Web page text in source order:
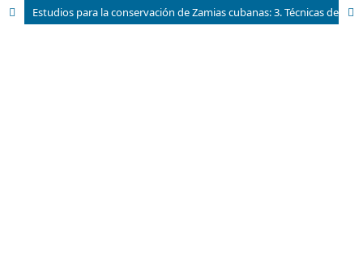
Estudios para la conservación de Zamias cubanas: 3. Técnicas de propagación aplicadas a Zamia integrifolia L. y Zamia pygmaea Sims